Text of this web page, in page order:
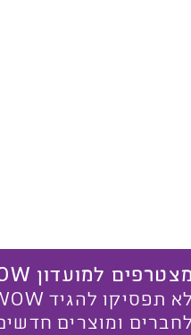
מצטרפים למועדון WOW
לחברים ומוצרים